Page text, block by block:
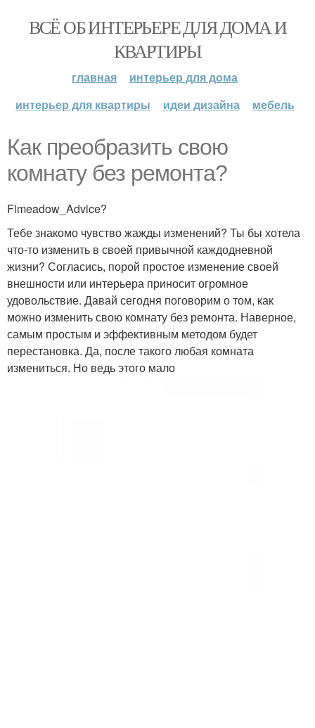
ВСЁ ОБ ИНТЕРЬЕРЕ ДЛЯ ДОМА И
КВАРТИРЫ
главная
интерьер для дома
интерьер для квартиры
идеи дизайна мебель
Как преобразить свою
комнату без ремонта?
Flmeadow_Advice?
Тебе знакомо чувство жажды изменений? Ты бы хотела
что-то изменить в своей привычной каждодневной
жизни? Согласись, порой простое изменение своей
внешности или интерьера приносит огромное
удовольствие. Давай сегодня поговорим о том, как
можно изменить свою комнату без ремонта. Наверное,
самым простым и эффективным методом будет
перестановка. Да, после такого любая комната
измениться. Но ведь этого мало